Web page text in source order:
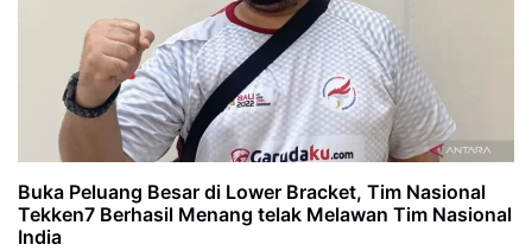
Buka Peluang Besar di Lower Bracket, Tim Nasional
Tekken7 Berhasil Menang telak Melawan Tim Nasional
India